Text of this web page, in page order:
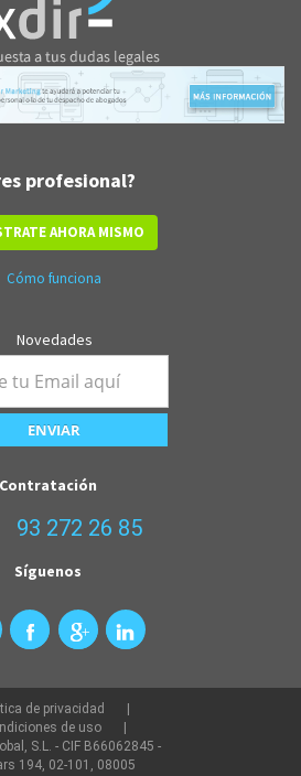
profesional?
AHORA MISMO
Cómo funciona
Novedades
Contratación
93 272 26 85
Síguenos
de privacidad
de uso
S.L. - CIF B66062845 -
194, 02-101, 08005